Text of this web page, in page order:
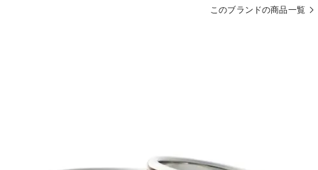
このブランドの商品一覧